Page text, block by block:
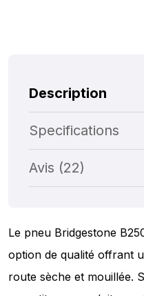
Description
Specifications
Avis (22)
Le pneu Bridgestone
option de qualité offrant
route sèche et mouillée.